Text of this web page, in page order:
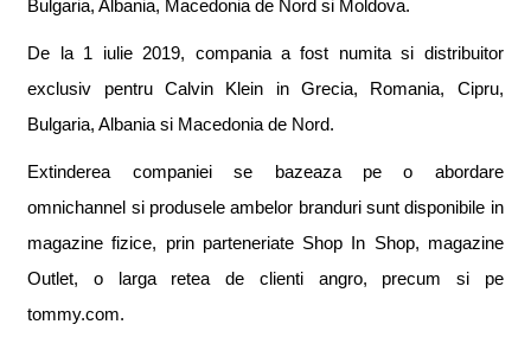
Bulgaria, Albania, Macedonia de Nordsi Moldova.
De la 1 iulie 2019, compania a fost numitasi distribuitor
exclusiv pentru Calvin Klein in Grecia, Romania, Cipru,
Bulgaria, Albaniasi Macedonia de Nord.
Extinderea companiei se bazeaza pe o abordare
omnichannel si produsele ambelor branduri sunt disponibile in
magazine fizice, prin parteneriate Shop In Shop, magazine
Outlet, o larga retea de clienti angro, precumsi pe
tommy.com.